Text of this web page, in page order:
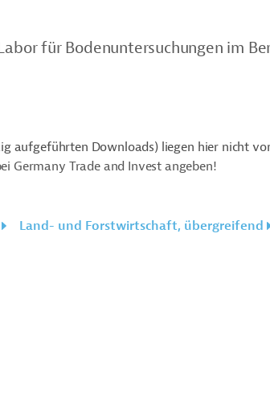
für Bodenuntersuchungen im
aufgeführten Downloads) liegen hier nicht
Germany Trade and Invest angeben!
Land- und Forstwirtschaft, übergreifend